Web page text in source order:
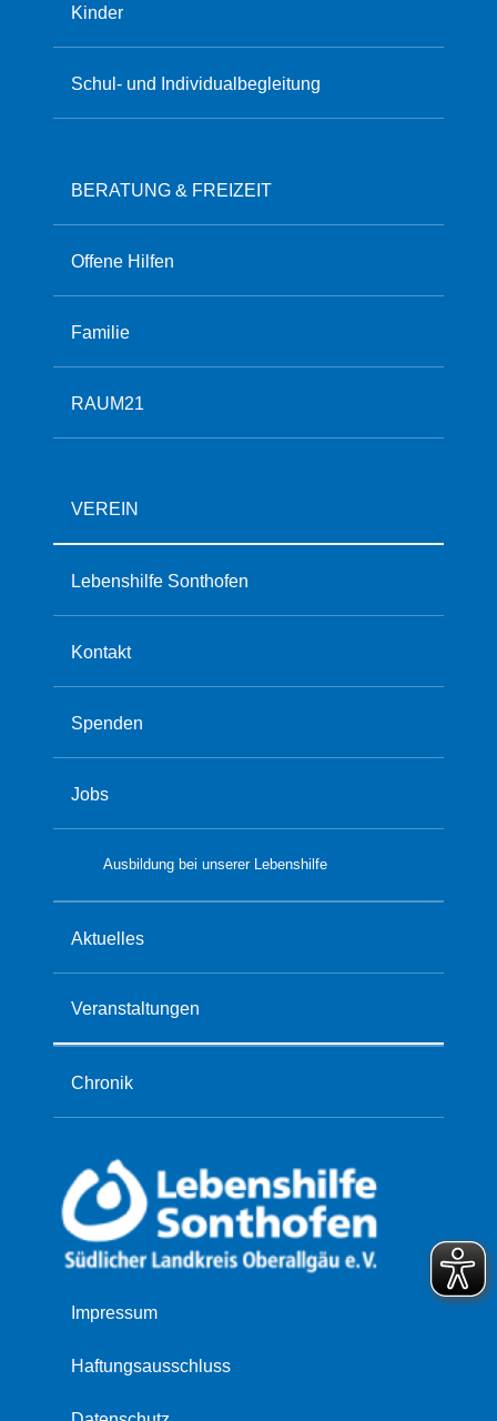
Kinder
Schul- und Individualbegleitung
BERATUNG & FREIZEIT
Offene Hilfen
Familie
RAUM21
VEREIN
Lebenshilfe Sonthofen
Kontakt
Spenden
Jobs
Ausbildung bei unserer Lebenshilfe
Aktuelles
Veranstaltungen
Chronik
überspringen
Impressum
Haftungsausschluss